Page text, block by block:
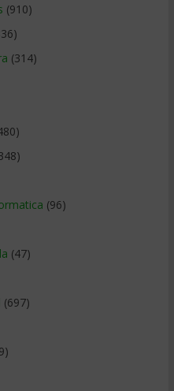
(910)
(314)
(96)
(47)
(697)